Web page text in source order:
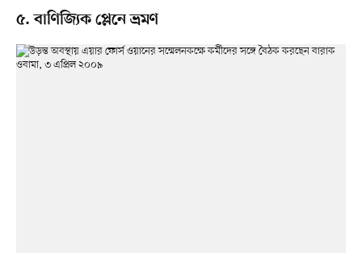
৫. বাণিজ্যিক প্লেনে ভ্রমণ